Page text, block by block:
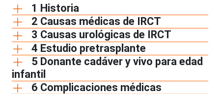
1 Historia
2 Causas médicas de IRCT
3 Causas urológicas de IRCT
4 Estudio pretrasplante
5 Donante cadáver y vivo para edad
infantil
6 Complicaciones médicas